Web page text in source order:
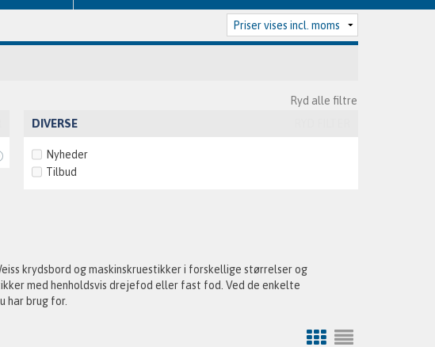
Ryd alle filtre
DIVERSE
Nyheder
Tilbud
krydsbord og maskinskruestikker i forskellige størrelser og
med henholdsvis drejefod eller fast fod. Ved de enkelte
har brug for.